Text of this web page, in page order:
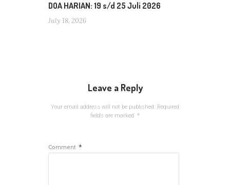
DOA HARIAN: 19 s/d 25 Juli 2026
July 18, 2026
Leave a Reply
Your email address will not be published. Required
fields are marked *
Comment *